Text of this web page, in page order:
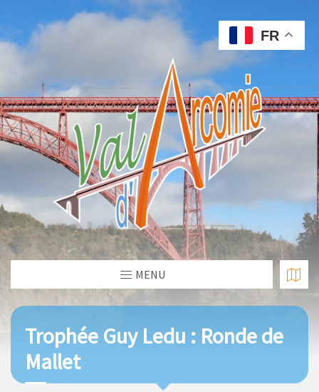
MENU
Trophée Guy Ledu : Ronde de
Mallet
FR